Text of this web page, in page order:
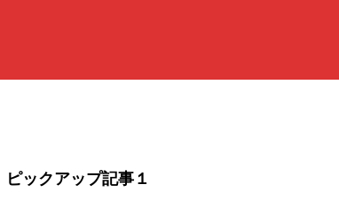
ピックアップ記事１